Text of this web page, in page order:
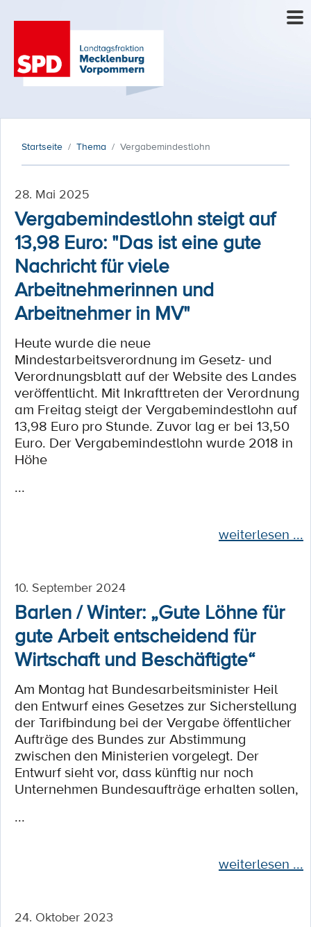
Startseite Thema Vergabemindestlohn
28. Mai 2025
Vergabemindestlohn steigt auf
13,98 Euro: "Das ist eine gute
Nachricht für viele
Arbeitnehmerinnen und
Arbeitnehmer in MV"
Heute wurde die neue
Mindestarbeitsverordnung im Gesetz- und
Verordnungsblatt auf der Website des Landes
veröffentlicht. Mit Inkrafttreten der Verordnung
am Freitag steigt der Vergabemindestlohn auf
13,98 Euro pro Stunde. Zuvor lag er bei 13,50
Euro. Der Vergabemindestlohn wurde 2018 in
Höhe
...
weiterlesen ...
10. September 2024
Barlen / Winter: „Gute Löhne für
gute Arbeit entscheidend für
Wirtschaft und Beschäftigte“
Am Montag hat Bundesarbeitsminister Heil
den Entwurf eines Gesetzes zur Sicherstellung
der Tarifbindung bei der Vergabe öffentlicher
Aufträge des Bundes zur Abstimmung
zwischen den Ministerien vorgelegt. Der
Entwurf sieht vor, dass künftig nur noch
Unternehmen Bundesaufträge erhalten sollen,
...
weiterlesen ...
24. Oktober 2023